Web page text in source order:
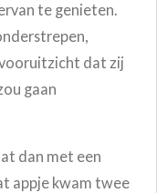
te genieten.
dat zij
gaan
dan met een
appje kwam twee